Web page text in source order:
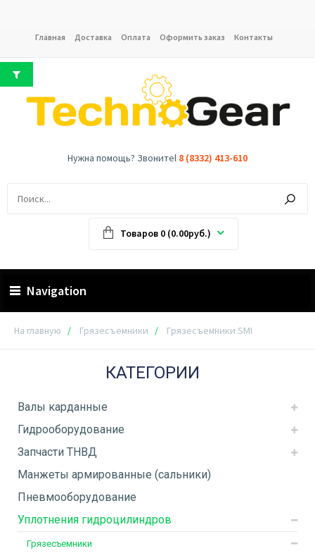
Главная Доставка Оплата Оформить заказ Контакты
Нужна помощь? Звонитеl 8 (8332) 413-610
Товаров 0 (0.00руб.)
Navigation
На главную Грязесъемники Грязесъемники SMI
КАТЕГОРИИ
Валы карданные
Гидрооборудование
Запчасти ТНВД
Манжеты армированные (сальники)
Пневмооборудование
Уплотнения гидроцилиндров
Грязесъемники